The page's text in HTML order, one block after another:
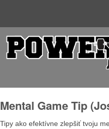
Mental Game Tip
Tipy ako efektívne zlepšiť tvoju